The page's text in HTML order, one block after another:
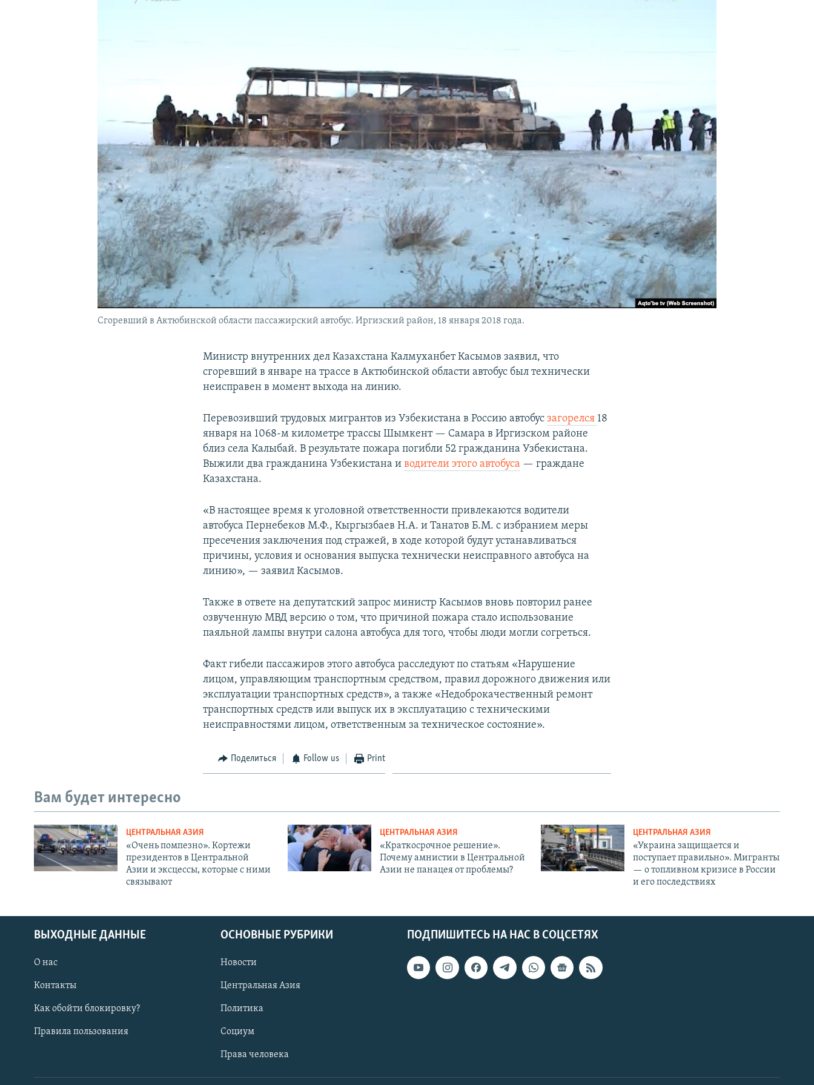
Сгоревший в Актюбинской области пассажирский автобус. Иргизский район, 18 января 2018 года.
Министр внутренних дел Казахстана Калмуханбет Касымов заявил, что
сгоревший в январе на трассе в Актюбинской области автобус был технически
неисправен в момент выхода на линию.
Перевозивший трудовых мигрантов из Узбекистана в Россию автобусзагорелся 18
января на 1068-м километре трассы Шымкент — Самара в Иргизском районе
близ села Калыбай. В результате пожара погибли 52 гражданина Узбекистана.
Выжили два гражданина Узбекистана иводители этого автобуса — граждане
Казахстана.
«В настоящее время к уголовной ответственности привлекаются водители
автобуса Пернебеков М.Ф., Кыргызбаев Н.А. и Танатов Б.М. с избранием меры
пресечения заключения под стражей, в ходе которой будут устанавливаться
причины, условия и основания выпуска технически неисправного автобуса на
линию», — заявил Касымов.
Также в ответе на депутатский запрос министр Касымов вновь повторил ранее
озвученную МВД версию о том, что причиной пожара стало использование
паяльной лампы внутри салона автобуса для того, чтобы люди могли согреться.
Факт гибели пассажиров этого автобуса расследуют по статьям «Нарушение
лицом, управляющим транспортным средством, правил дорожного движения или
эксплуатации транспортных средств», а также «Недоброкачественный ремонт
транспортных средств или выпуск их в эксплуатацию с техническими
неисправностями лицом, ответственным за техническое состояние».
Поделиться Follow us Print
Вам будет интересно
ЦЕНТРАЛЬНАЯ АЗИЯ
«Очень помпезно». Кортежи
президентов в Центральной
Азии и эксцессы, которые с ними
связывают
ЦЕНТРАЛЬНАЯ АЗИЯ
«Краткосрочное решение».
Почему амнистии в Центральной
Азии не панацея от проблемы?
ЦЕНТРАЛЬНАЯ АЗИЯ
«Украина защищается и
поступает правильно». Мигранты
— о топливном кризисе в России
и его последствиях
ПОДПИШИТЕСЬ НА НАС В СОЦСЕТЯХ
ВЫХОДНЫЕ ДАННЫЕ
О нас
Контакты
Как обойти блокировку?
Правила пользования
ОСНОВНЫЕ РУБРИКИ
Новости
Центральная Азия
Политика
Социум
Права человека